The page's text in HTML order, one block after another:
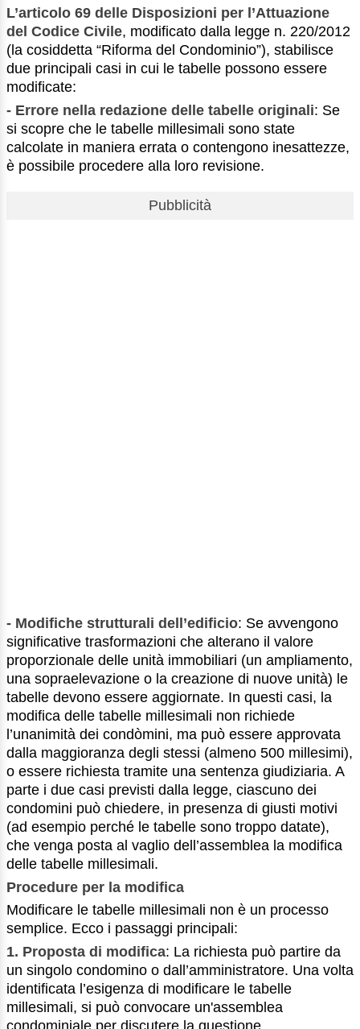
L’articolo 69 delle Disposizioni per l’Attuazione
del Codice Civile, modificato dalla legge n. 220/2012
(la cosiddetta “Riforma del Condominio”), stabilisce
due principali casi in cui le tabelle possono essere
modificate:
- Errore nella redazione delle tabelle originali: Se
si scopre che le tabelle millesimali sono state
calcolate in maniera errata o contengono inesattezze,
è possibile procedere alla loro revisione.
Pubblicità
- Modifiche strutturali dell’edificio: Se avvengono
significative trasformazioni che alterano il valore
proporzionale delle unità immobiliari (un ampliamento,
una sopraelevazione o la creazione di nuove unità) le
tabelle devono essere aggiornate. In questi casi, la
modifica delle tabelle millesimali non richiede
l’unanimità dei condòmini, ma può essere approvata
dalla maggioranza degli stessi (almeno 500 millesimi),
o essere richiesta tramite una sentenza giudiziaria. A
parte i due casi previsti dalla legge, ciascuno dei
condomini può chiedere, in presenza di giusti motivi
(ad esempio perché le tabelle sono troppo datate),
che venga posta al vaglio dell’assemblea la modifica
delle tabelle millesimali.
Procedure per la modifica
Modificare le tabelle millesimali non è un processo
semplice. Ecco i passaggi principali:
1. Proposta di modifica: La richiesta può partire da
un singolo condomino o dall’amministratore. Una volta
identificata l’esigenza di modificare le tabelle
millesimali, si può convocare un'assemblea